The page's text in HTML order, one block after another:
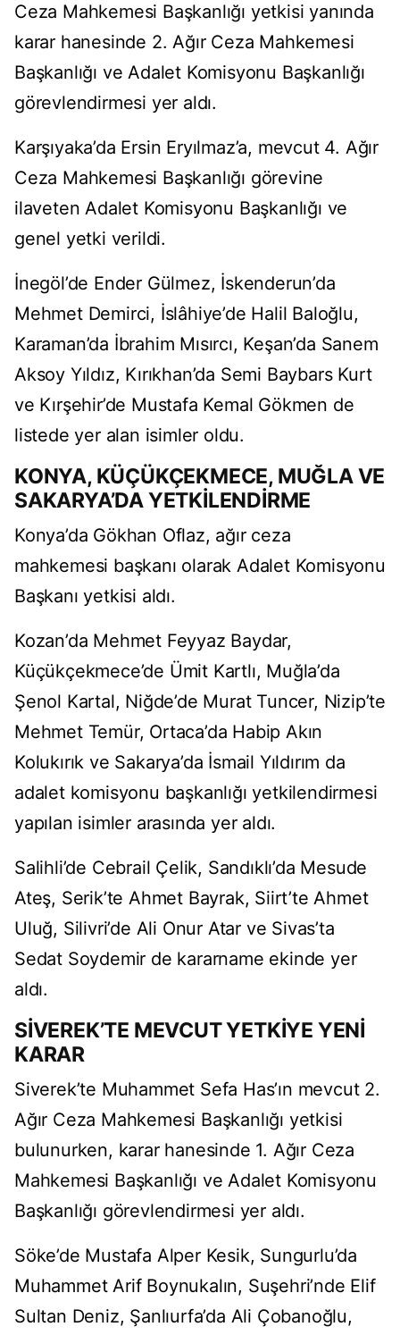
Ceza Mahkemesi Başkanlığı yetkisi yanında
karar hanesinde 2. Ağır Ceza Mahkemesi
Başkanlığı ve Adalet Komisyonu Başkanlığı
görevlendirmesi yer aldı.
Karşıyaka’da Ersin Eryılmaz’a, mevcut 4. Ağır
Ceza Mahkemesi Başkanlığı görevine
ilaveten Adalet Komisyonu Başkanlığı ve
genel yetki verildi.
İnegöl’de Ender Gülmez, İskenderun’da
Mehmet Demirci, İslâhiye’de Halil Baloğlu,
Karaman’da İbrahim Mısırcı, Keşan’da Sanem
Aksoy Yıldız, Kırıkhan’da Semi Baybars Kurt
ve Kırşehir’de Mustafa Kemal Gökmen de
listede yer alan isimler oldu.
KONYA, KÜÇÜKÇEKMECE, MUĞLA VE
SAKARYA’DA YETKİLENDİRME
Konya’da Gökhan Oflaz, ağır ceza
mahkemesi başkanı olarak Adalet Komisyonu
Başkanı yetkisi aldı.
Kozan’da Mehmet Feyyaz Baydar,
Küçükçekmece’de Ümit Kartlı, Muğla’da
Şenol Kartal, Niğde’de Murat Tuncer, Nizip’te
Mehmet Temür, Ortaca’da Habip Akın
Kolukırık ve Sakarya’da İsmail Yıldırım da
adalet komisyonu başkanlığı yetkilendirmesi
yapılan isimler arasında yer aldı.
Salihli’de Cebrail Çelik, Sandıklı’da Mesude
Ateş, Serik’te Ahmet Bayrak, Siirt’te Ahmet
Uluğ, Silivri’de Ali Onur Atar ve Sivas’ta
Sedat Soydemir de kararname ekinde yer
aldı.
SİVEREK’TE MEVCUT YETKİYE YENİ
KARAR
Siverek’te Muhammet Sefa Has’ın mevcut 2.
Ağır Ceza Mahkemesi Başkanlığı yetkisi
bulunurken, karar hanesinde 1. Ağır Ceza
Mahkemesi Başkanlığı ve Adalet Komisyonu
Başkanlığı görevlendirmesi yer aldı.
Söke’de Mustafa Alper Kesik, Sungurlu’da
Muhammet Arif Boynukalın, Suşehri’nde Elif
Sultan Deniz, Şanlıurfa’da Ali Çobanoğlu,